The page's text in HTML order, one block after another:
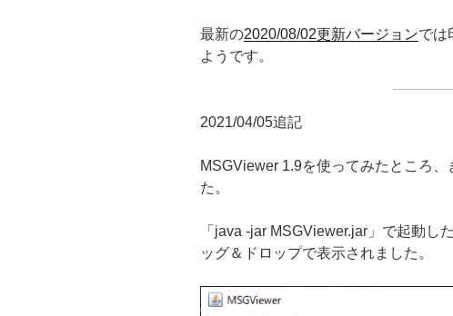
最新の2020/08/02更新バージョンでは
ようです。
2021/04/05追記
MSGViewer 1.9を使ってみたところ
た。
「java -jar MSGViewer.jar」で起動し
ッグ＆ドロップで表示されました。